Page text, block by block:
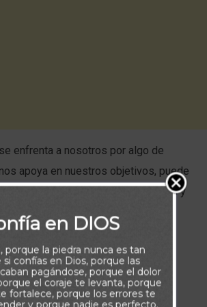
enfrenta a nosotros por algo de
apoya en nuestros objetivos, puede
que nos sintamos sorprendidos y
inmediatamente a
y a reproducir sus palabras en
refutarlas. Lo que más nos puede
confiábamos en ellos, lo que
y lo que hemos creído en ellos.
en DIOS
porque la piedra nunca es tan
si confías en Dios, porque las
pagándose, porque el dolor
el coraje te levanta, porque
fortalece, porque los errores te